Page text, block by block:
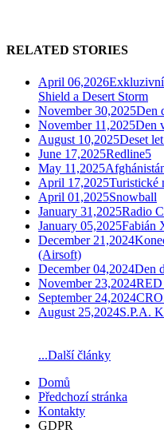
RELATED STORIES
April 06,2026Exkluzivní
Shield a Desert Storm
November 30,2025Den
November 11,2025Den
August 10,2025Deset
June 17,2025Redline5
May 11,2025
April 17,2025Turistické
April 01,2025Snowball
January 31,2025Radio
January 05,2025Fabián
December 21,2024
(Airsoft)
December 04,2024Den
November 23,2024
September 24,2024
August 25,2024S.P.A.
...Další články
Domů
Předchozí stránka
Kontakty
GDPR